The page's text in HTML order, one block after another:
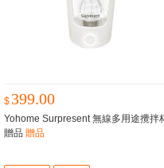
$ 399.00
Yohome Surpresent 無線多用途攪拌
贈品 贈品